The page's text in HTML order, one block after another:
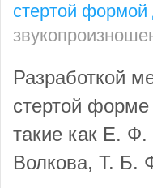
стертой формой
Разработкой
стертой форме
такие как Е.
Волкова, Т. Б.